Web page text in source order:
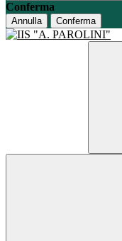
Conferma
Annulla Conferma